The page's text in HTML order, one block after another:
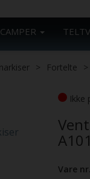
Fortelte
Ikke
Vare